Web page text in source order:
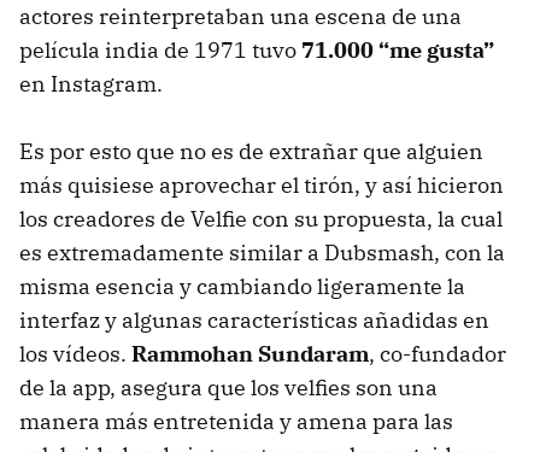
actores reinterpretaban una escena de una
película india de 1971 tuvo 71.000 “me gusta”
en Instagram.
Es por esto que no es de extrañar que alguien
más quisiese aprovechar el tirón, y así hicieron
los creadores de Velfie con su propuesta, la cual
es extremadamente similar a Dubsmash, con la
misma esencia y cambiando ligeramente la
interfaz y algunas características añadidas en
los vídeos. Rammohan Sundaram, co-fundador
de la app, asegura que los velfies son una
manera más entretenida y amena para las